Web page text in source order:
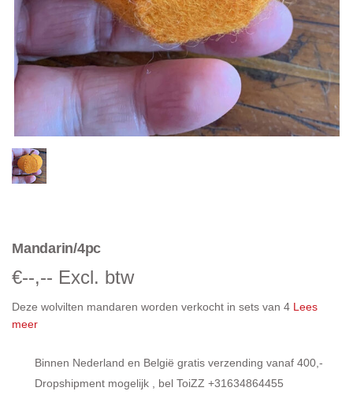
Mandarin/4pc
€--,-- Excl. btw
Deze wolvilten mandaren worden verkocht in sets van 4 Lees
meer
Binnen Nederland en België gratis verzending vanaf 400,-
Dropshipment mogelijk , bel ToiZZ +31634864455